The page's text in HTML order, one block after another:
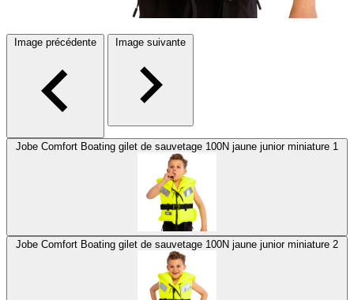
Image précédente Image suivante
Jobe Comfort Boating gilet de sauvetage 100N jaune junior miniature 1
Jobe Comfort Boating gilet de sauvetage 100N jaune junior miniature 2